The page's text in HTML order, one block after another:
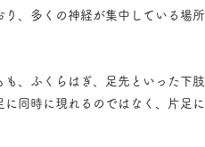
、多くの神経が集中している場所
、ふくらはぎ、足先といった下肢
同時に現れるのではなく、片足に